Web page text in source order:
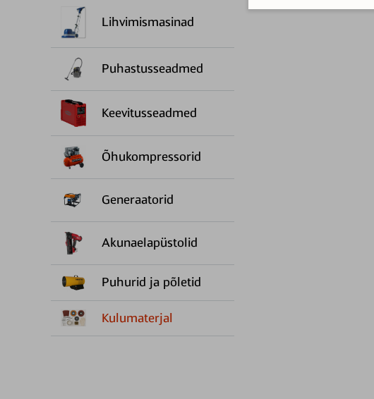
Lihvimismasinad
Puhastusseadmed
Keevitusseadmed
Õhukompressorid
Generaatorid
Akunaelapüstolid
Puhurid ja põletid
Kulumaterjal